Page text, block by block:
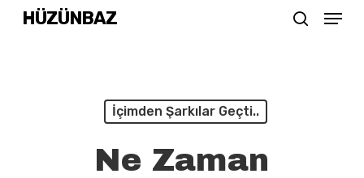
SkipHÜZÜNBAZ Menu
İçimden Şarkılar Geçti..
Ne Zaman